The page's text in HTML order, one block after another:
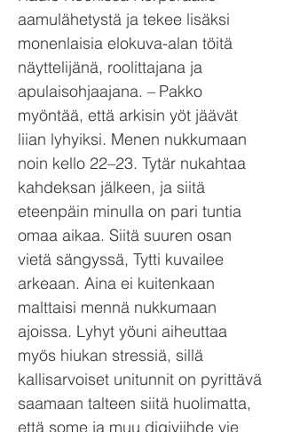
aamulähetystä ja tekee lisäksi
monenlaisia elokuva-alan töitä
näyttelijänä, roolittajana ja
apulaisohjaajana. – Pakko
myöntää, että arkisin yöt jäävät
liian lyhyiksi. Menen nukkumaan
noin kello 22–23. Tytär nukahtaa
kahdeksan jälkeen, ja siitä
eteenpäin minulla on pari tuntia
omaa aikaa. Siitä suuren osan
vietä sängyssä, Tytti kuvailee
arkeaan. Aina ei kuitenkaan
malttaisi mennä nukkumaan
ajoissa. Lyhyt yöuni aiheuttaa
myös hiukan stressiä, sillä
kallisarvoiset unitunnit on pyrittävä
saamaan talteen siitä huolimatta,
että some ja muu digiviihde vie